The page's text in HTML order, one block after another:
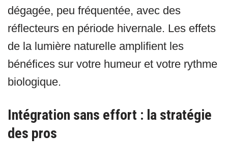
dégagée, peu fréquentée, avec des
réflecteurs en période hivernale. Les effets
de la lumière naturelle amplifient les
bénéfices sur votre humeur et votre rythme
biologique.
Intégration sans effort : la stratégie
des pros